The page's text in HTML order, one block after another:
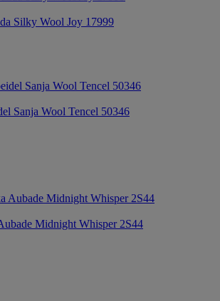
Silky Wool Joy 17999
Sanja Wool Tencel 50346
Midnight Whisper 2S44